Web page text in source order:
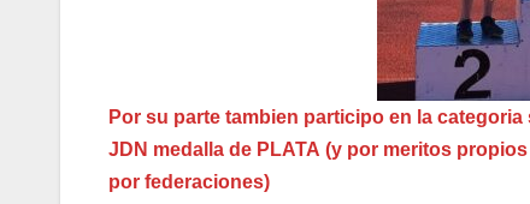
Por su parte tambien participo en la
JDN medalla de PLATA (y por meritos
por federaciones)